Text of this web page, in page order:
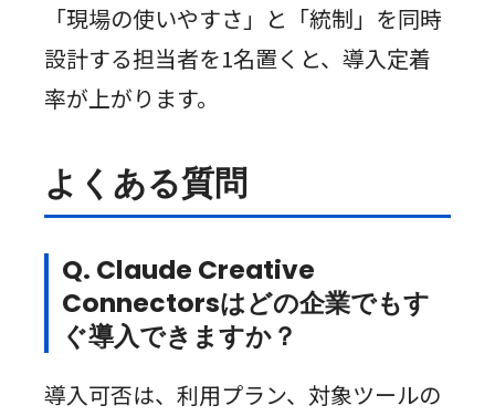
「現場の使いやすさ」と「統制」を同時
設計する担当者を1名置くと、導入定着
率が上がります。
よくある質問
Q. Claude Creative
Connectorsはどの企業でもす
ぐ導入できますか？
導入可否は、利用プラン、対象ツールの